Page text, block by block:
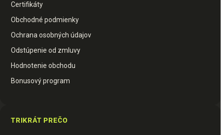
Certifikáty
Obchodné podmienky
Ochrana osobných údajov
Odstúpenie od zmluvy
Hodnotenie obchodu
Bonusový program
TRIKRÁT PREČO